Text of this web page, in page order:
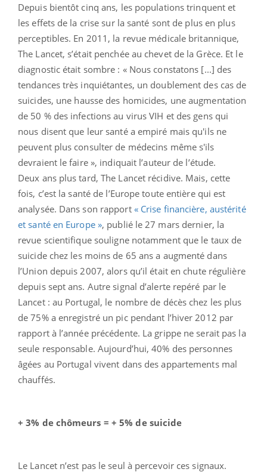
Depuis bientôt cinq ans, les populations trinquent et
les effets de la crise sur la santé sont de plus en plus
perceptibles. En 2011, la revue médicale britannique,
The Lancet, s’était penchée au chevet de la Grèce. Et le
diagnostic était sombre : « Nous constatons [...] des
tendances très inquiétantes, un doublement des cas de
suicides, une hausse des homicides, une augmentation
de 50 % des infections au virus VIH et des gens qui
nous disent que leur santé a empiré mais qu'ils ne
peuvent plus consulter de médecins même s'ils
devraient le faire », indiquait l’auteur de l’étude.
Deux ans plus tard, The Lancet récidive. Mais, cette
fois, c’est la santé de l’Europe toute entière qui est
analysée. Dans son rapport « Crise financière, austérité
et santé en Europe », publié le 27 mars dernier, la
revue scientifique souligne notamment que le taux de
suicide chez les moins de 65 ans a augmenté dans
l’Union depuis 2007, alors qu’il était en chute régulière
depuis sept ans. Autre signal d’alerte repéré par le
Lancet : au Portugal, le nombre de décès chez les plus
de 75% a enregistré un pic pendant l’hiver 2012 par
rapport à l’année précédente. La grippe ne serait pas la
seule responsable. Aujourd’hui, 40% des personnes
âgées au Portugal vivent dans des appartements mal
chauffés.
+ 3% de chômeurs = + 5% de suicide
Le Lancet n’est pas le seul à percevoir ces signaux.